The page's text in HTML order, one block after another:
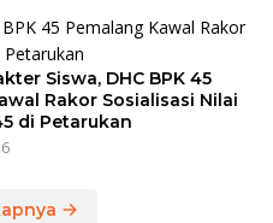
Siswa, DHC BPK 45
Rakor Sosialisasi Nilai
di Petarukan